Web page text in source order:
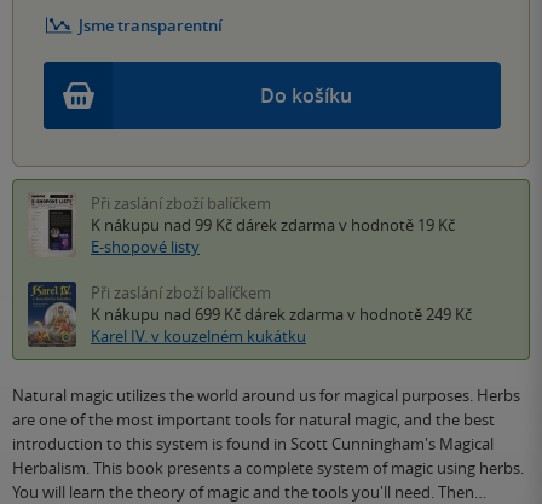
Do košíku
Jsme transparentní
Při zaslání zboží balíčkem
K nákupu nad 99 Kč dárek zdarma v hodnotě 19 Kč
E-shopové listy
Při zaslání zboží balíčkem
K nákupu nad 699 Kč dárek zdarma v hodnotě 249 Kč
Karel IV. v kouzelném kukátku
Natural magic utilizes the world around us for magical purposes. Herbs
are one of the most important tools for natural magic, and the best
introduction to this system is found in Scott Cunningham's Magical
Herbalism. This book presents a complete system of magic using herbs.
You will learn the theory of magic and the tools you'll need. Then…